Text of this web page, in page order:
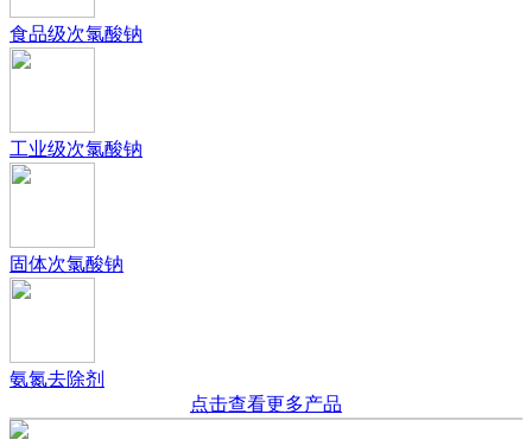
食品级次氯酸钠
工业级次氯酸钠
固体次氯酸钠
氨氮去除剂
点击查看更多产品